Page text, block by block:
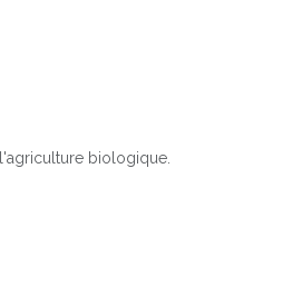
biologique.